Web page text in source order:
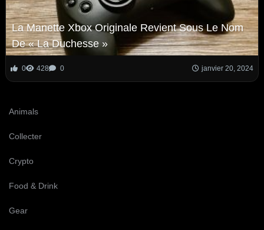
La Manette Xbox Originale Revient Sous Le Nom
De « La Duchesse »
0 428 0 janvier 20, 2024
Animals
Collecter
Crypto
Food & Drink
Gear